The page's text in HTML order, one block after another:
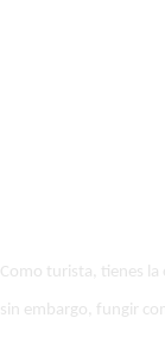
Como turista, tienes la
sin embargo, fungir